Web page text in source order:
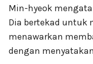
Min-hyeok
Dia bertekad untuk
menawarkan
dengan